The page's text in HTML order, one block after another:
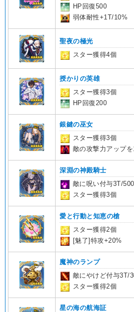
HP回復500
弱体耐性+1T/10%
聖夜の極光
スター獲得4個
授かりの英雄
スター獲得3個
HP回復200
銀鍵の巫女
スター獲得3個
敵の攻撃力アップ
深淵の神殿騎士
敵に呪い付与3T/500
スター獲得3個
愛と行動と知恵の槍
スター獲得2個
[魅了]特攻+20%
魔神のランプ
敵にやけど付与3T/
スター獲得2個
星の海の航海証